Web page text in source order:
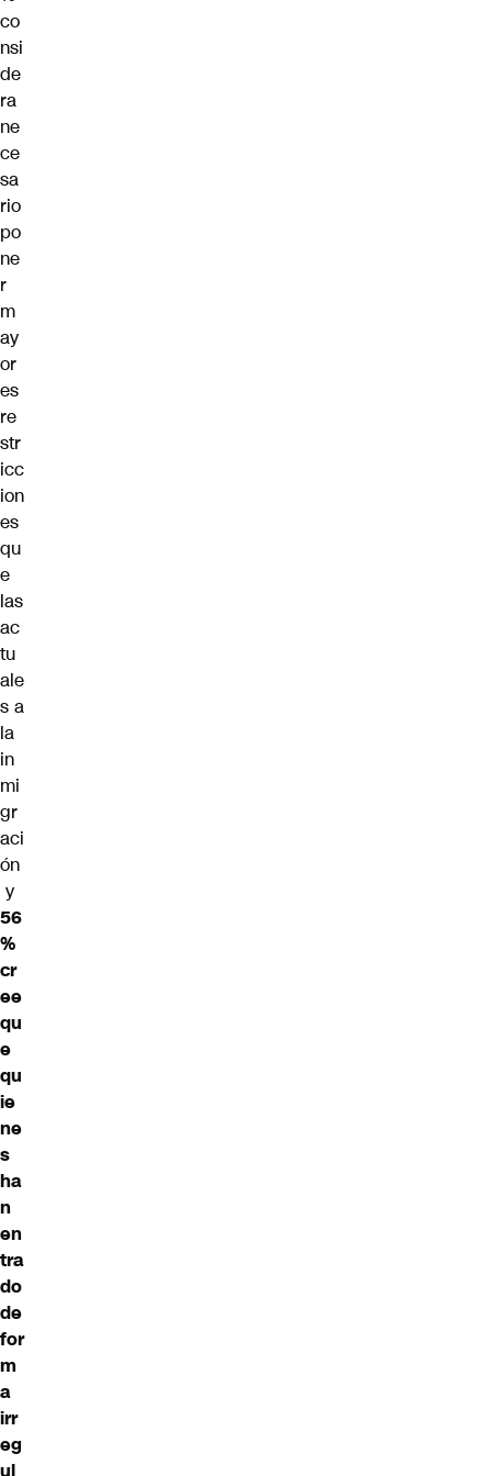
co
nsi
de
ra
ne
ce
sa
rio
po
ne
r
m
ay
or
es
re
str
icc
ion
es
qu
e
las
ac
tu
ale
s a
la
in
mi
gr
aci
ón
y
56
%
cr
ee
qu
e
qu
ie
ne
s
ha
n
en
tra
do
de
for
m
a
irr
eg
ul